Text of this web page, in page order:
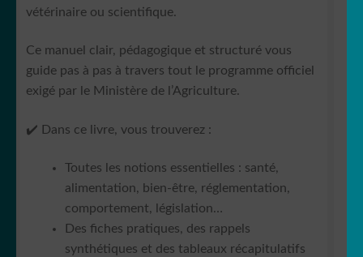
vétérinaire ou scientifique.
Ce manuel clair, pédagogique et structuré vous
guide pas à pas à travers tout le programme officiel
exigé par le Ministère de l’Agriculture.
✔️ Dans ce livre, vous trouverez :
Toutes les notions essentielles : santé,
alimentation, bien-être, réglementation,
comportement, législation…
Des fiches pratiques, des rappels
synthétiques et des tableaux récapitulatifs